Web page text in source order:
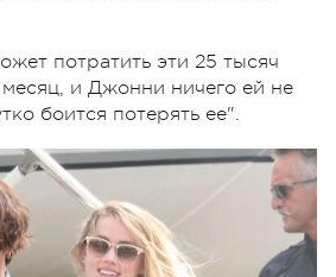
потратить эти 25 тысяч
и Джонни ничего ей не
боится потерять ее".